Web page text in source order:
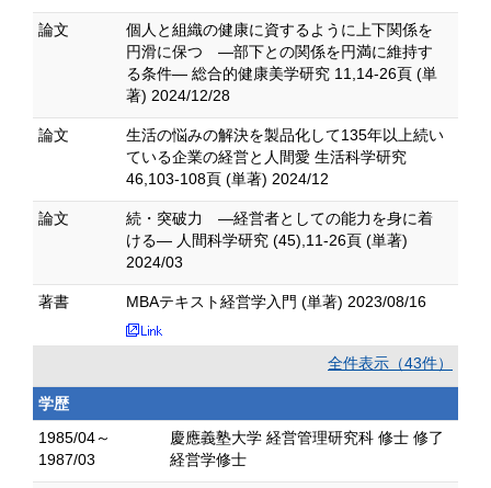
論文
個人と組織の健康に資するように上下関係を
円滑に保つ ―部下との関係を円満に維持す
る条件― 総合的健康美学研究 11,14-26頁 (単
著) 2024/12/28
論文
生活の悩みの解決を製品化して135年以上続い
ている企業の経営と人間愛 生活科学研究
46,103-108頁 (単著) 2024/12
論文
続・突破力 ―経営者としての能力を身に着
ける― 人間科学研究 (45),11-26頁 (単著)
2024/03
著書 MBAテキスト経営学入門 (単著) 2023/08/16
全件表示（43件）
学歴
1985/04～
1987/03
慶應義塾大学 経営管理研究科 修士 修了
経営学修士